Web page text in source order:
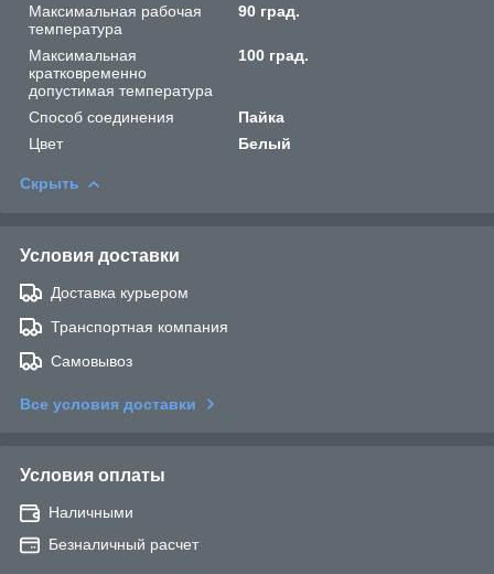
Максимальная рабочая
температура
90 град.
Максимальная
кратковременно
допустимая температура
100 град.
Способ соединения
Пайка
Цвет
Белый
Скрыть
Условия доставки
Доставка курьером
Транспортная компания
Самовывоз
Все условия доставки
Условия оплаты
Наличными
Безналичный расчет